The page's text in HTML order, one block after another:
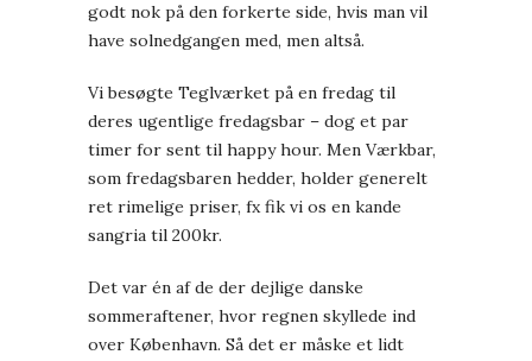
godt nok på den forkerte side, hvis man vil
have solnedgangen med, men altså.
Vi besøgte Teglværket på en fredag til
deres ugentlige fredagsbar – dog et par
timer for sent til happy hour. Men Værkbar,
som fredagsbaren hedder, holder generelt
ret rimelige priser, fx fik vi os en kande
sangria til 200kr.
Det var én af de der dejlige danske
sommeraftener, hvor regnen skyllede ind
over København. Så det er måske et lidt